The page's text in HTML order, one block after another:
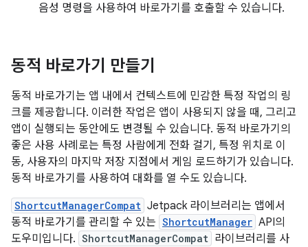
음성 명령을 사용하여 바로가기를 호출할 수 있습니다.
동적 바로가기 만들기
동적 바로가기는 앱 내에서 컨텍스트에 민감한 특정 작업의 링
크를 제공합니다. 이러한 작업은 앱이 사용되지 않을 때, 그리고
앱이 실행되는 동안에도 변경될 수 있습니다. 동적 바로가기의
좋은 사용 사례로는 특정 사람에게 전화 걸기, 특정 위치로 이
동, 사용자의 마지막 저장 지점에서 게임 로드하기가 있습니다.
동적 바로가기를 사용하여 대화를 열 수도 있습니다.
ShortcutManagerCompat Jetpack 라이브러리는 앱에서
동적 바로가기를 관리할 수 있는 ShortcutManager API의
도우미입니다. ShortcutManagerCompat 라이브러리를 사